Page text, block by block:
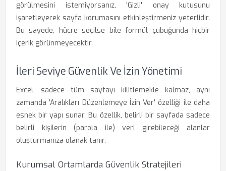
görülmesini istemiyorsanız, 'Gizli' onay kutusunu
işaretleyerek sayfa korumasını etkinleştirmeniz yeterlidir.
Bu sayede, hücre seçilse bile formül çubuğunda hiçbir
içerik görünmeyecektir.
İleri Seviye Güvenlik Ve İzin Yönetimi
Excel, sadece tüm sayfayı kilitlemekle kalmaz, aynı
zamanda 'Aralıkları Düzenlemeye İzin Ver' özelliği ile daha
esnek bir yapı sunar. Bu özellik, belirli bir sayfada sadece
belirli kişilerin (parola ile) veri girebileceği alanlar
oluşturmanıza olanak tanır.
Kurumsal Ortamlarda Güvenlik Stratejileri